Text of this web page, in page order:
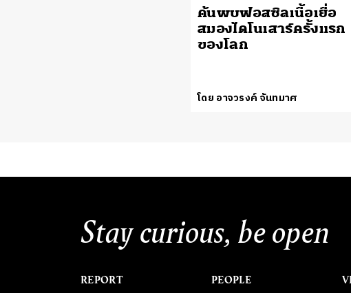
ค้นพบฟอสซิลเนื้อเยื่อ
สมองไดโนเสาร์ครั้งแรก
ของโลก
โดย อาจวรงค์ จันทมาศ
Stay curious, be open
REPORT PEOPLE